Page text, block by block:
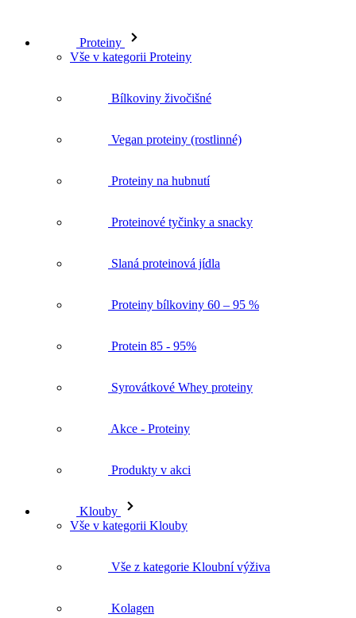
Proteiny
Vše v kategorii Proteiny
Bílkoviny živočišné
Vegan proteiny (rostlinné)
Proteiny na hubnutí
Proteinové tyčinky a snacky
Slaná proteinová jídla
Proteiny bílkoviny 60 – 95 %
Protein 85 - 95%
Syrovátkové Whey proteiny
Akce - Proteiny
Produkty v akci
Klouby
Vše v kategorii Klouby
Vše z kategorie Kloubní výživa
Kolagen